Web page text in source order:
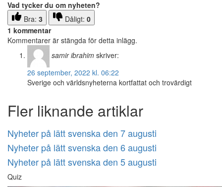
Vad tycker du om nyheten?
Bra: 3 Dåligt: 0
1 kommentar
Kommentarer är stängda för detta inlägg.
samir ibrahim skriver:
26 september, 2022 kl. 06:22
Sverige och världsnyheterna kortfattat och trovärdigt
Fler liknande artiklar
Nyheter på lätt svenska den 7 augusti
Nyheter på lätt svenska den 6 augusti
Nyheter på lätt svenska den 5 augusti
Quiz